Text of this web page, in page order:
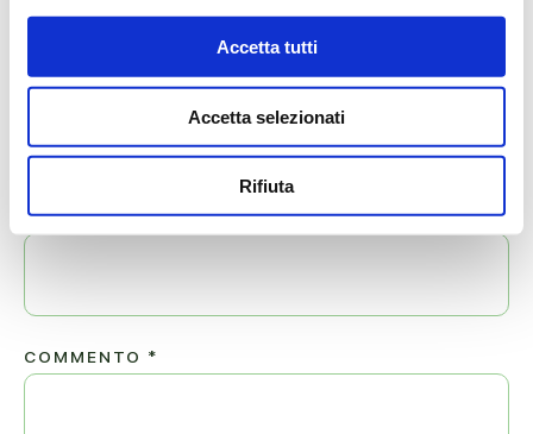
Accetta tutti
Accetta selezionati
Rifiuta
Il tuo indirizzo email non sarà pubblicato.
COMMENTO *
NOME*
EMAIL*